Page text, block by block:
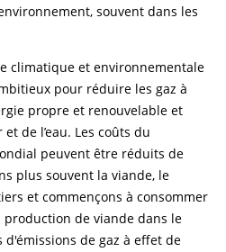
souvent dans les
climatique et environnementale
pour réduire les gaz à
propre et renouvelable et
de l’eau. Les coûts du
peuvent être réduits de
plus souvent la viande, le
et commençons à consommer
production de viande dans le
de gaz à effet de